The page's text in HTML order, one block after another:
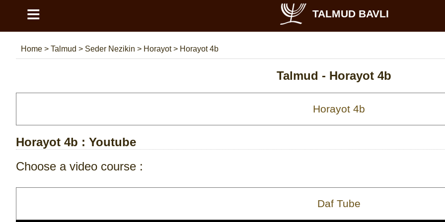
≡ TALMUD BAVLI
Home > Talmud > Seder Nezikin > Horayot> Horayot 4b
Talmud - Horayot 4b
Horayot 4b : Youtube
Choose a video course :